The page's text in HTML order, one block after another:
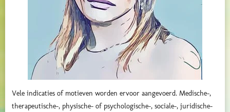
Vele indicaties of motieven worden ervoor aangevoerd. Medische-,
therapeutische-, physische- of psychologische-, sociale-, juridische-